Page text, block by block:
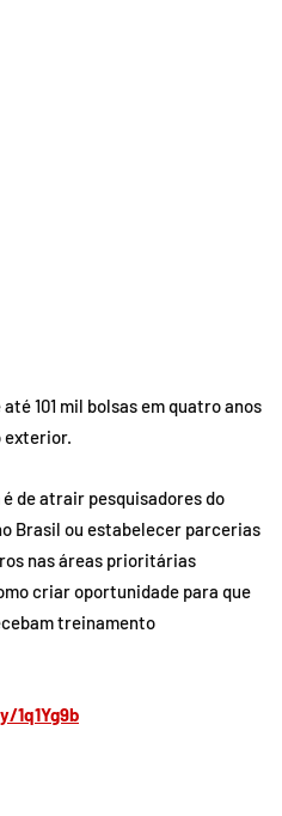
101 mil bolsas em quatro anos
exterior.
de atrair pesquisadores do
Brasil ou estabelecer parcerias
nas áreas prioritárias
criar oportunidade para que
treinamento